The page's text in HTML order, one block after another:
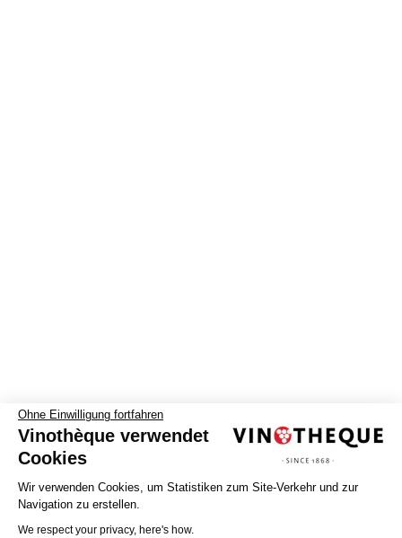
Ohne Einwilligung fortfahren
Vinothèque verwendet
Cookies
Wir verwenden Cookies, um Statistiken zum Site-Verkehr und zur
Navigation zu erstellen.
We respect your privacy, here's how.